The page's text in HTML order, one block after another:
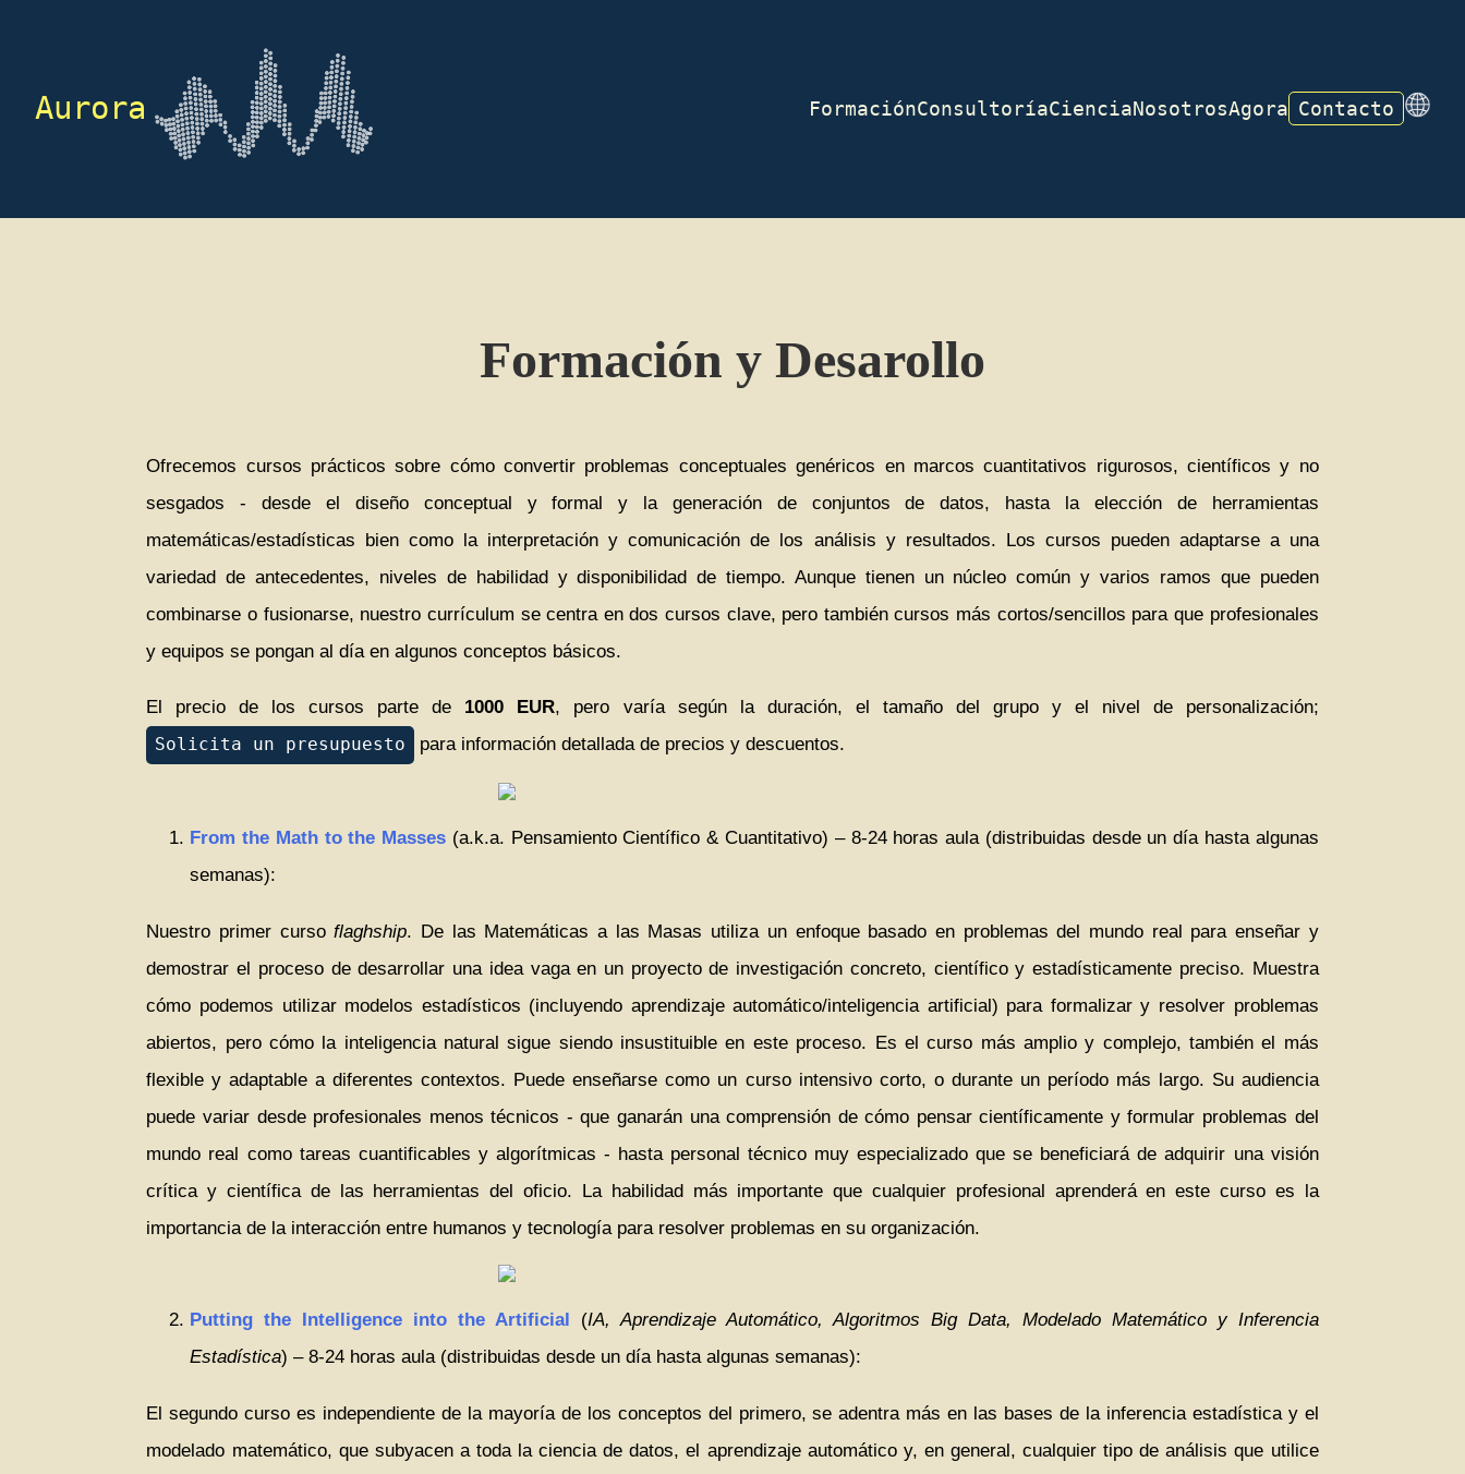
Aurora FormaciónConsultoríaCienciaNosotrosAgora Contacto
Formación y Desarollo
Ofrecemos cursos prácticos sobre cómo convertir problemas conceptuales genéricos en marcos cuantitativos rigurosos, científicos y no
sesgados - desde el diseño conceptual y formal y la generación de conjuntos de datos, hasta la elección de herramientas
matemáticas/estadísticas bien como la interpretación y comunicación de los análisis y resultados. Los cursos pueden adaptarse a una
variedad de antecedentes, niveles de habilidad y disponibilidad de tiempo. Aunque tienen un núcleo común y varios ramos que pueden
combinarse o fusionarse, nuestro currículum se centra en dos cursos clave, pero también cursos más cortos/sencillos para que profesionales
y equipos se pongan al día en algunos conceptos básicos.
El precio de los cursos parte de 1000 EUR, pero varía según la duración, el tamaño del grupo y el nivel de personalización;
Solicita un presupuesto para información detallada de precios y descuentos.
From the Math to the Masses (a.k.a. Pensamiento Científico & Cuantitativo) – 8-24 horas aula (distribuidas desde un día hasta algunas
semanas):
Nuestro primer cursoflaghship. De las Matemáticas a las Masas utiliza un enfoque basado en problemas del mundo real para enseñar y
demostrar el proceso de desarrollar una idea vaga en un proyecto de investigación concreto, científico y estadísticamente preciso. Muestra
cómo podemos utilizar modelos estadísticos (incluyendo aprendizaje automático/inteligencia artificial) para formalizar y resolver problemas
abiertos, pero cómo la inteligencia natural sigue siendo insustituible en este proceso. Es el curso más amplio y complejo, también el más
flexible y adaptable a diferentes contextos. Puede enseñarse como un curso intensivo corto, o durante un período más largo. Su audiencia
puede variar desde profesionales menos técnicos - que ganarán una comprensión de cómo pensar científicamente y formular problemas del
mundo real como tareas cuantificables y algorítmicas - hasta personal técnico muy especializado que se beneficiará de adquirir una visión
crítica y científica de las herramientas del oficio. La habilidad más importante que cualquier profesional aprenderá en este curso es la
importancia de la interacción entre humanos y tecnología para resolver problemas en su organización.
Putting the Intelligence into the Artificial (IA, Aprendizaje Automático, Algoritmos Big Data, Modelado Matemático y Inferencia
Estadística) – 8-24 horas aula (distribuidas desde un día hasta algunas semanas):
El segundo curso es independiente de la mayoría de los conceptos del primero, se adentra más en las bases de la inferencia estadística y el
modelado matemático, que subyacen a toda la ciencia de datos, el aprendizaje automático y, en general, cualquier tipo de análisis que utilice